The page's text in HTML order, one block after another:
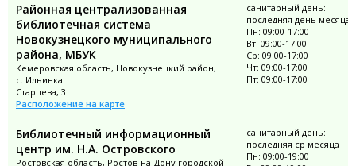
Районная централизованная
библиотечная система
Новокузнецкого муниципального
района, МБУК
Кемеровская область, Новокузнецкий район,
с. Ильинка
Старцева, 3
Расположение на карте
санитарный день:
последняя день месяца
Пн: 09:00-17:00
Вт: 09:00-17:00
Ср: 09:00-17:00
Чт: 09:00-17:00
Пт: 09:00-17:00
Библиотечный информационный
центр им. Н.А. Островского
Ростовская область, Ростов-на-Дону городской
санитарный день:
последняя ср месяца
Пн: 09:00-19:00